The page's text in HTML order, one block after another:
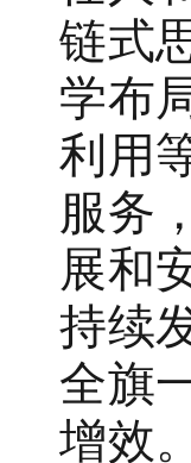
链式
学布
利用
服务
展和
持续
全旗
增效。